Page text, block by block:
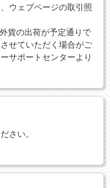
ウェブページの取引照
貨の出荷が予定通りで
せていただく場合がご
サポートセンターより
さい。